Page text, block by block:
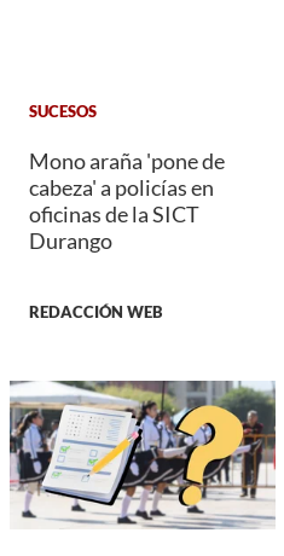
SUCESOS
Mono araña 'pone de
cabeza' a policías en
oficinas de la SICT
Durango
REDACCIÓN WEB